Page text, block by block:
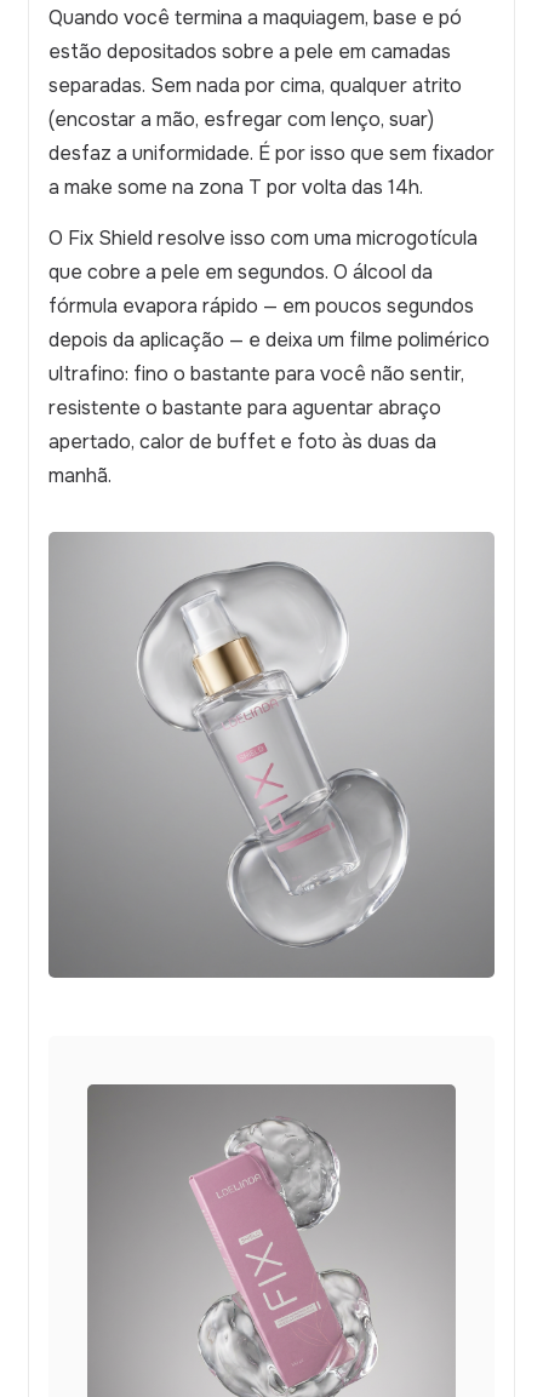
Quando você termina a maquiagem, base e pó
estão depositados sobre a pele em camadas
separadas. Sem nada por cima, qualquer atrito
(encostar a mão, esfregar com lenço, suar)
desfaz a uniformidade. É por isso que sem fixador
a make some na zona T por volta das 14h.
O Fix Shield resolve isso com uma microgotícula
que cobre a pele em segundos. O álcool da
fórmula evapora rápido — em poucos segundos
depois da aplicação — e deixa um filme polimérico
ultrafino: fino o bastante para você não sentir,
resistente o bastante para aguentar abraço
apertado, calor de buffet e foto às duas da
manhã.